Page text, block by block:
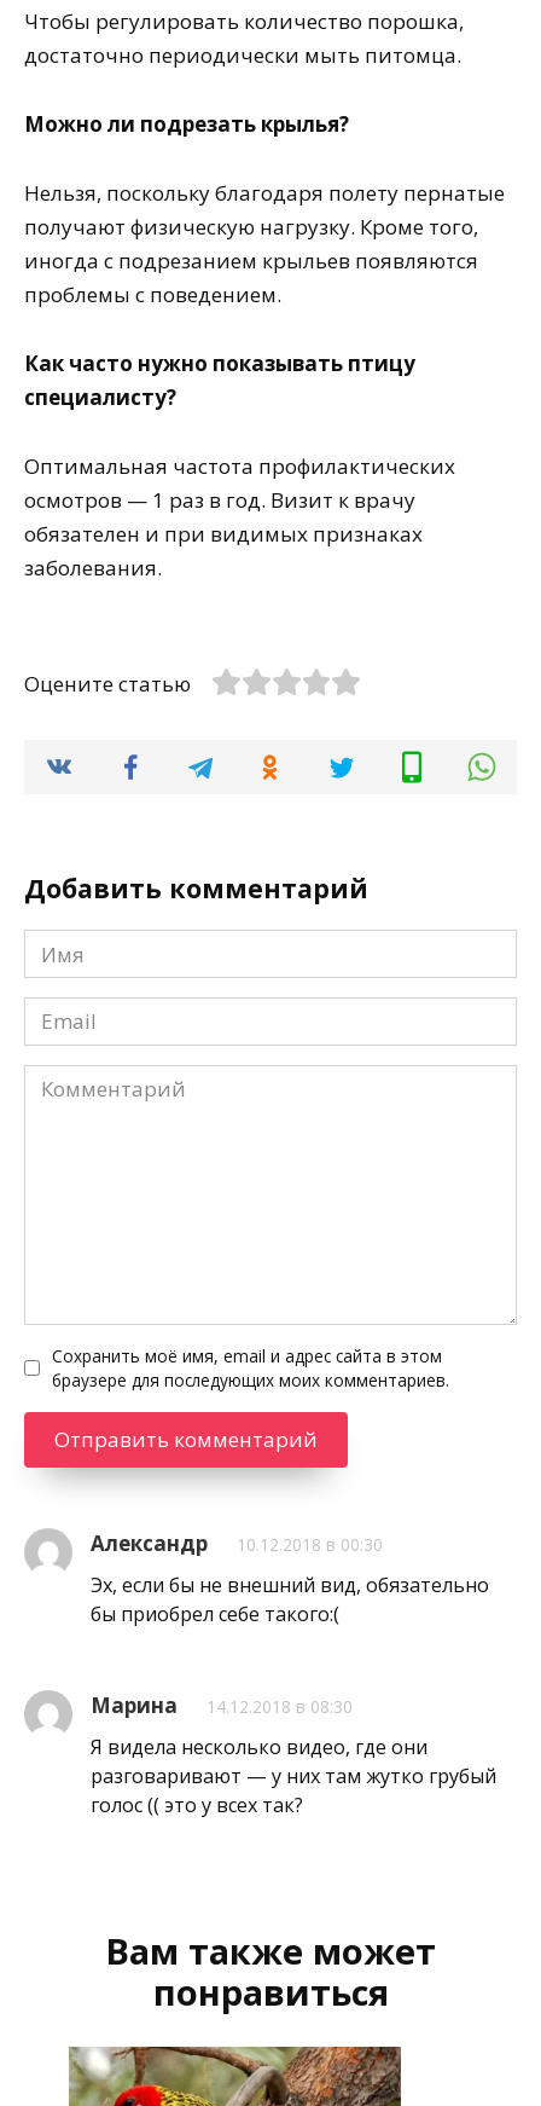
Чтобы регулировать количество порошка,
достаточно периодически мыть питомца.
Можно ли подрезать крылья?
Нельзя, поскольку благодаря полету пернатые
получают физическую нагрузку. Кроме того,
иногда с подрезанием крыльев появляются
проблемы с поведением.
Как часто нужно показывать птицу
специалисту?
Оптимальная частота профилактических
осмотров — 1 раз в год. Визит к врачу
обязателен и при видимых признаках
заболевания.
Оцените статью
Добавить комментарий
Имя
*
Email
*
Комментарий
Сохранить моё имя, email и адрес сайта в этом
браузере для последующих моих комментариев.
Александр 10.12.2018 в 00:30
Эх, если бы не внешний вид, обязательно
бы приобрел себе такого:(
Марина 14.12.2018 в 08:30
Я видела несколько видео, где они
разговаривают — у них там жутко грубый
голос (( это у всех так?
Вам также может
понравиться